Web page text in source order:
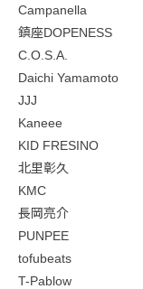
Campanella
鎮座DOPENESS
C.O.S.A.
Daichi Yamamoto
JJJ
Kaneee
KID FRESINO
北里彰久
KMC
長岡亮介
PUNPEE
tofubeats
T-Pablow